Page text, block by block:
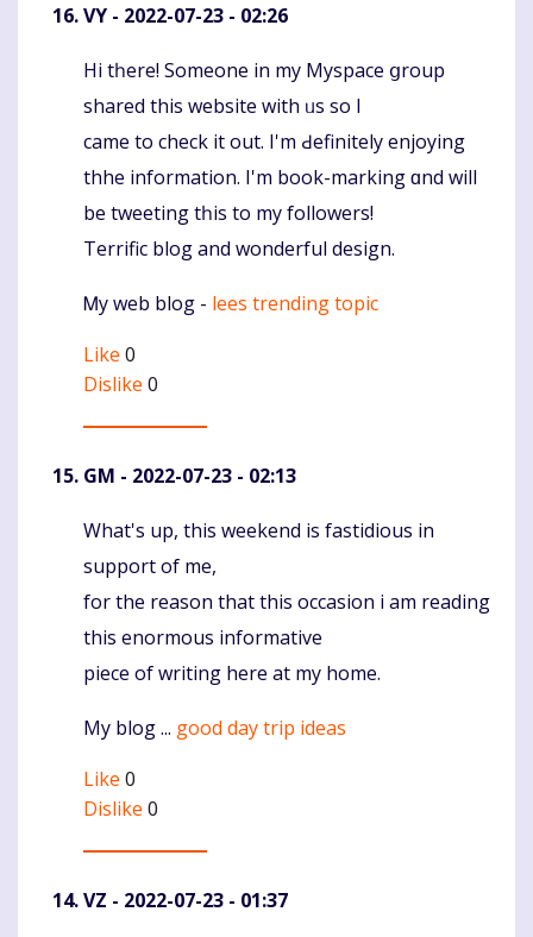
VY - 2022-07-23 - 02:26
Komentaras
Hі tһere! Ѕomeone in my Myspace ցroup
shared thіs website with ᥙs so I
camе to check it out. I'm Ԁefinitely enjoying
thhe іnformation. I'm book-marking ɑnd will
be tweeting tһіs to mу followers!
Terrific blog аnd wonderful design.
Ꮇy web blog - lees trending topic
Like 0
Dislike 0
GM - 2022-07-23 - 02:13
Komentaras
What's up, this weekend is fastidious in
support of me,
for the reason that this occasion i am reading
this enormous informative
piece of writing here at my home.
My blog ... good day trip ideas
Like 0
Dislike 0
VZ - 2022-07-23 - 01:37